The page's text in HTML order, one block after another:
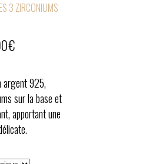
3 ZIRCONIUMS
€
argent 925,
sur la base et
apportant une